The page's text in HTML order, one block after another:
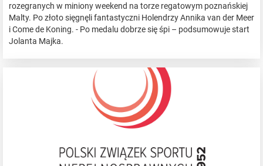
rozegranych w miniony weekend na torze regatowym poznańskiej
Malty. Po złoto sięgnęli fantastyczni Holendrzy Annika van der Meer
i Come de Koning. - Po medalu dobrze się śpi – podsumowuje start
Jolanta Majka.